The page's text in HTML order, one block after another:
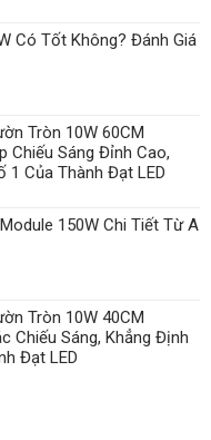
Có Tốt Không? Đánh Giá
Pha
Không?
Tròn 10W 60CM
Chiếu Sáng Đỉnh Cao,
1 Của Thành Đạt LED
150W Chi Tiết Từ A
Đèn
Tròn 10W 40CM
Chiếu Sáng, Khẳng Định
Đạt LED